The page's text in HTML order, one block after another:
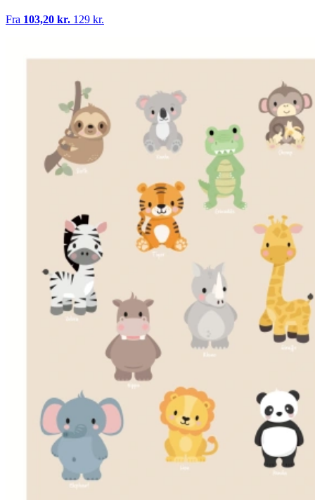
Fra 103,20 kr. 129 kr.